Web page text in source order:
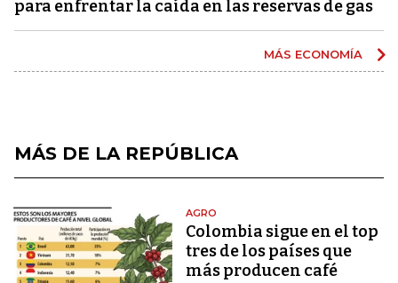
para enfrentar la caída en las reservas de gas
MÁS ECONOMÍA
MÁS DE LA REPÚBLICA
AGRO
Colombia sigue en el top
tres de los países que
más producen café